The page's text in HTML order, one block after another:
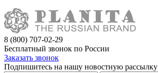
8 (800) 707-02-29
Бесплатный звонок по России
Заказать звонок
Подпишитесь на нашу новостную рассылку